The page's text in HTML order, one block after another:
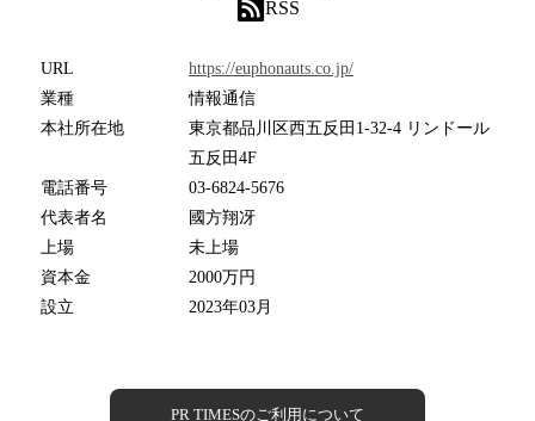
RSS
URL
https://euphonauts.co.jp/
業種
情報通信
本社所在地
東京都品川区西五反田1-32-4 リンドール
五反田4F
電話番号
03-6824-5676
代表者名
國方翔冴
上場
未上場
資本金
2000万円
設立
2023年03月
PR TIMESのご利用について